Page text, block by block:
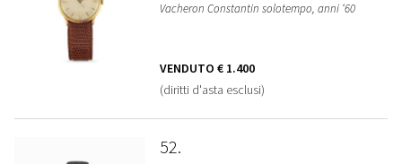
Vacheron Constantin solotempo, anni ‘60
VENDUTO € 1.400
(diritti d'asta esclusi)
52